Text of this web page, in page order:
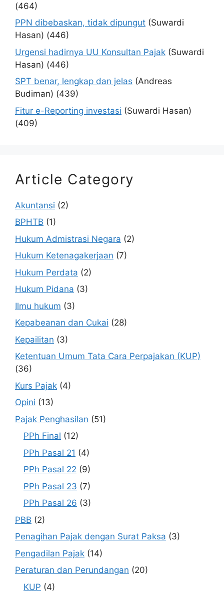
(464)
PPN dibebaskan, tidak dipungut (Suwardi
Hasan) (446)
Urgensi hadirnya UU Konsultan Pajak (Suwardi
Hasan) (446)
SPT benar, lengkap dan jelas (Andreas
Budiman) (439)
Fitur e-Reporting investasi (Suwardi Hasan)
(409)
Article Category
Akuntansi (2)
BPHTB (1)
Hukum Admistrasi Negara (2)
Hukum Ketenagakerjaan (7)
Hukum Perdata (2)
Hukum Pidana (3)
Ilmu hukum (3)
Kepabeanan dan Cukai (28)
Kepailitan (3)
Ketentuan Umum Tata Cara Perpajakan (KUP)
(36)
Kurs Pajak (4)
Opini (13)
Pajak Penghasilan (51)
PPh Final (12)
PPh Pasal 21 (4)
PPh Pasal 22 (9)
PPh Pasal 23 (7)
PPh Pasal 26 (3)
PBB (2)
Penagihan Pajak dengan Surat Paksa (3)
Pengadilan Pajak (14)
Peraturan dan Perundangan (20)
KUP (4)